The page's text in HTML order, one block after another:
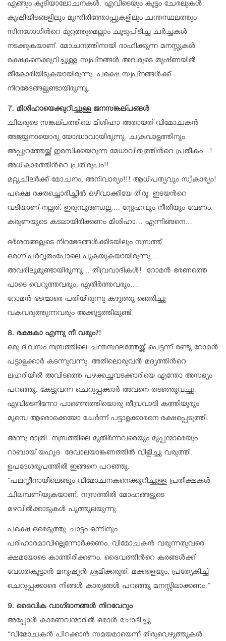
എങ്ങും കൂടിയാലോചനകള്‍. എവിടെയും കൂട്ടം ചേരലുകള്‍.
കൃഷിയിടങ്ങളിലും മുന്തിരിത്തോപ്പുകളിലും ചന്തസ്ഥലത്തും
സിനഗോഗിന്‍റെ മുറ്റത്തുമെല്ലാം ചൂടുപിടിച്ച ചര്‍ച്ചകള്‍
നടക്കുകയാണ്. മോചനത്തിനായി ദാഹിക്കുന്ന മനസ്സുകള്‍
രക്ഷകനെക്കുറിച്ചുള്ള സ്വപ്നങ്ങള്‍ അവരുടെ തൃഷ്ണയില്‍
തീകോരിയിടുകയായിരുന്നു. പക്ഷെ സ്വപ്നങ്ങള്‍ക്ക്
നിറഭേദങ്ങളുണ്ടായിരുന്നു.
7. മിശിഹായെക്കുറിച്ചുള്ള ജനസങ്കല്പങ്ങള്‍
ചിലരുടെ സങ്കല്പത്തിലെ മിശിഹാ അതായത് വിമോചകന്‍
അജയ്യനായൊരു യോദ്ധാവായിരുന്നു. ചക്രവാളത്തിനും
അപ്പുറത്തേയ്ക്ക് ഇരമ്പിക്കയറുന്ന മേധാവിത്വത്തിന്‍റെ പ്രതീകം…!
അധികാരത്തിന്‍റെ പ്രതിരൂപം!!
മറ്റുചിലര്‍ക്ക് മോചനം, അനിവാര്യം!!! ആധിപത്യവും സ്വീകാര്യം!
പക്ഷെ രക്തച്ചൊരിച്ചില്‍ ഒഴിവാക്കിയേ തീരൂ. ഇടയന്‍റെ
വടിയാണ് നല്ലത്. ഇരുമ്പുദണ്ഡല്ല…. സ്നേഹവും നീതിയും വേണം.
കരുണയുടെ കടലായിരിക്കണം മിശിഹാ… എന്നിങ്ങനെ…
ദര്‍ശനങ്ങളുടെ നിറഭേദങ്ങള്‍ക്കിടയിലും നസ്രത്ത്
ഒരഗ്നിപര്‍വ്വതംപോലെ പുകയുകയായിരുന്നു….
അവരിലുമുണ്ടായിരുന്നു… തീവ്രവാദികള്‍! റോമന്‍ ഭരണത്തെ
പാടെ വെറുത്തവരും, എതിര്‍ത്തവരും….
റോമന്‍ ഭടന്മാരെ പതിയിരുന്നു കഴുത്തു ഞെരിച്ചു
വകവരുത്തുന്നവരും അക്കൂട്ടത്തിലുണ്ട്.
8. രക്ഷകാ എന്നു നീ വരും?!
ഒരു ദിവസം നസ്രത്തിലെ ചന്തസ്ഥലത്തേയ്ക്ക് പെട്ടന്ന് രണ്ടു റോമന്‍
പട്ടാളക്കാര്‍ കടന്നുവന്നു. അതിലൊരുവന്‍ മദ്യത്തിന്‍റെ
ലഹരിയില്‍ അവിടത്തെ പഴക്കച്ചവടക്കാരിയെ എന്തോ അസഭ്യം
പറഞ്ഞു. കേട്ടുവന്ന ചെറുപ്പക്കാര്‍ അവനെ തടഞ്ഞുവച്ചു.
എവിടെനിന്നോ പാഞ്ഞെത്തിയൊരു തീവ്രവാദി കത്തിയൂരും
മുമ്പെ ആരൊക്കെയോ ചേര്‍ന്ന് പട്ടാളക്കാരനെ രക്ഷപ്പെടുത്തി.
അന്നു രാത്രി നസ്രത്തിലെ മുതിര്‍ന്നവരെയും മൂപ്പന്മാരെയും
റാബായ് യഹൂദ ദേവാലയാങ്കണത്തില്‍ വിളിച്ചു വരുത്തി.
ഉപദേശരൂപത്തില്‍ ഇങ്ങനെ പറഞ്ഞു.
“പലസ്തീനായിലെങ്ങും വിമോചനകനെക്കുറിച്ചുള്ള പ്രതീക്ഷകള്‍
ചിലമ്പണിയുകയാണ്. നസ്രത്തില്‍ മോഹങ്ങളുടെ
മഴവില്‍ക്കാടുകള്‍ പൂത്തുലയുന്നു.
പക്ഷെ ഒരെടുത്തു ചാട്ടം ഒന്നിനും
പരിഹാരമാവില്ലെന്നോര്‍ക്കണം. വിമോചകന്‍ വരുന്നതുവരെ
ക്ഷമയോടെ കാത്തിരിക്കണം. ദൈവത്തിന്‍റെ കരങ്ങള്‍ക്ക്
വേഗതകൂട്ടാന്‍ മനുഷ്യന്‍ ശ്രമിക്കരുത്. മക്കളെയും, പ്രത്യേകിച്ച്
ചെറുപ്പക്കാരെ നിങ്ങള്‍ കാര്യങ്ങള്‍ പറഞ്ഞു മനസ്സിലാക്കണം.”
9. ദൈവിക വാഗ്ദാനങ്ങള്‍ നിറവേറും
അപ്പോള്‍ കാരണവന്മാരില്‍ ഒരാള്‍ ചോദിച്ചു.
“വിമോചകന്‍ പിറക്കാന്‍ സമയമായെന്ന് തിരുവെഴുത്തുകള്‍